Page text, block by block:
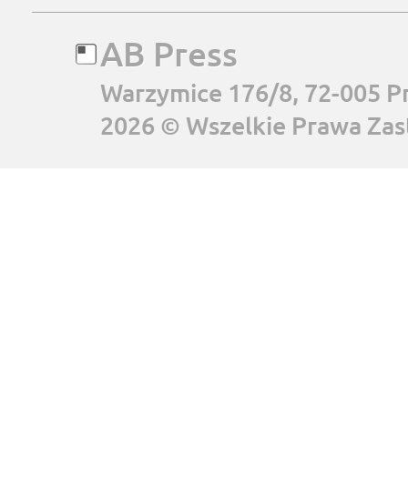
AB Press
Warzymice 176/8, 72-005
2026 © Wszelkie Prawa